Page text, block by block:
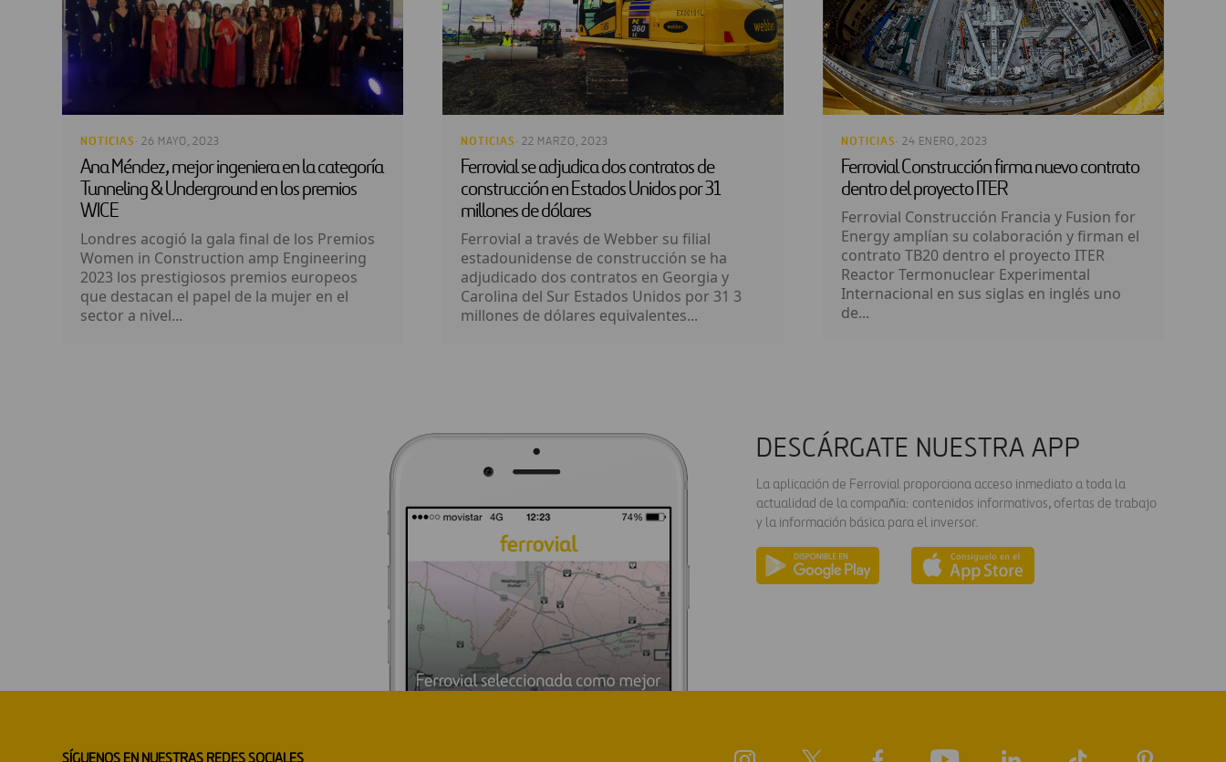
NOTICIAS · 26 MAYO, 2023
Ana Méndez, mejor ingeniera en la categoría
Tunneling & Underground en los premios
WICE
Londres acogió la gala final de los Premios
Women in Construction amp Engineering
2023 los prestigiosos premios europeos
que destacan el papel de la mujer en el
sector a nivel...
NOTICIAS · 22 MARZO, 2023
Ferrovial se adjudica dos contratos de
construcción en Estados Unidos por 31
millones de dólares
Ferrovial a través de Webber su filial
estadounidense de construcción se ha
adjudicado dos contratos en Georgia y
Carolina del Sur Estados Unidos por 31 3
millones de dólares equivalentes...
NOTICIAS · 24 ENERO, 2023
Ferrovial Construcción firma nuevo contrato
dentro del proyecto ITER
Ferrovial Construcción Francia y Fusion for
Energy amplían su colaboración y firman el
contrato TB20 dentro el proyecto ITER
Reactor Termonuclear Experimental
Internacional en sus siglas en inglés uno
de...
DESCÁRGATE NUESTRA APP
La aplicación de Ferrovial proporciona acceso inmediato a toda la
actualidad de la compañía: contenidos informativos, ofertas de trabajo
y la información básica para el inversor.
SÍGUENOS EN NUESTRAS REDES SOCIALES